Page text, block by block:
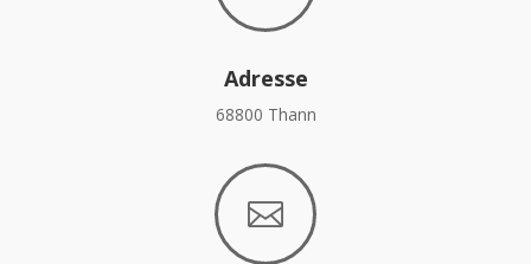
Adresse
68800 Thann
